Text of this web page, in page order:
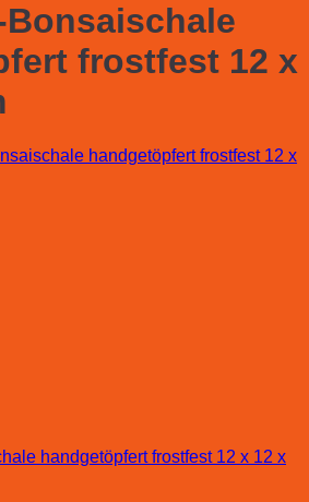
frostfest 12 x
handgetöpfert frostfest 12 x